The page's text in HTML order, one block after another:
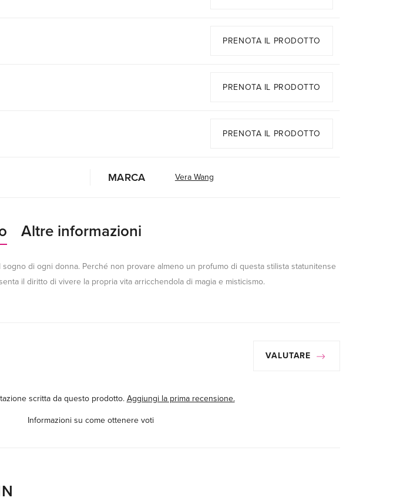
PRENOTA IL PRODOTTO
PRENOTA IL PRODOTTO
PRENOTA IL PRODOTTO
MARCA Vera Wang
Altre informazioni
sogno di ogni donna. Perché non provare almeno un profumo di questa stilista statunitense
il diritto di vivere la propria vita arricchendola di magia e misticismo.
VALUTARE
scritta da questo prodotto. Aggiungi la prima recensione.
Informazioni su come ottenere voti